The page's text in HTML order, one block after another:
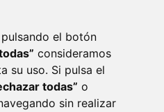
el botón
consideramos
su uso. Si pulsa el
todas” o
sin realizar
LEGAL
DE DATOS
COOKIES